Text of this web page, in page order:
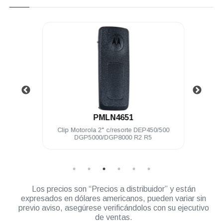
PMLN4651
Clip Motorola 2" c/resorte DEP450/500
DGP5000/DGP8000 R2 R5
Los precios son “Precios a distribuidor” y están
expresados en dólares americanos, pueden variar sin
previo aviso, asegúrese verificándolos con su ejecutivo
de ventas.